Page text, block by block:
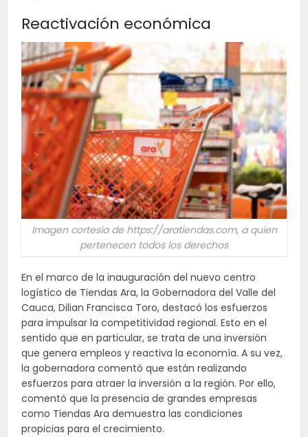
Reactivación económica
Imagen cortesía de https://aratiendas.com, a quien
pertenecen todos los derechos
En el marco de la inauguración del nuevo centro
logístico de Tiendas Ara, la Gobernadora del Valle del
Cauca, Dilian Francisca Toro, destacó los esfuerzos
para impulsar la competitividad regional. Esto en el
sentido que en particular, se trata de una inversión
que genera empleos y reactiva la economía. A su vez,
la gobernadora comentó que están realizando
esfuerzos para atraer la inversión a la región. Por ello,
comentó que la presencia de grandes empresas
como Tiendas Ara demuestra las condiciones
propicias para el crecimiento.